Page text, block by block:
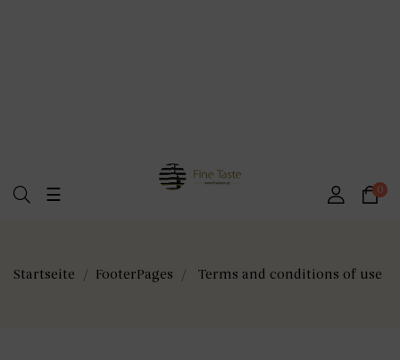
Umschalten
☰ 0
Startseite FooterPages Terms and conditions of use